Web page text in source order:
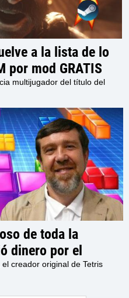
a la lista de lo
por mod GRATIS
MW2 de 2009
multijugador del título del
de toda la
dinero por el
cuando los
creador original de Tetris